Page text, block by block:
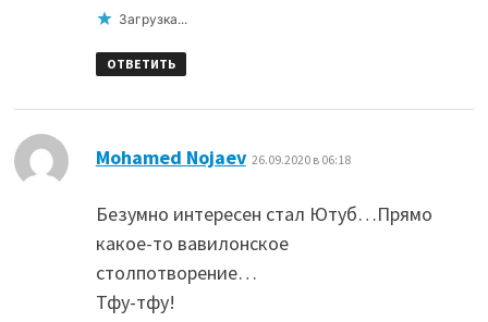
Загрузка...
ОТВЕТИТЬ
Mohamed Nojaev: 26.09.2020 в 06:18
Безумно интересен стал Ютуб…Прямо
какое-то вавилонское
столпотворение…
Тфу-тфу!